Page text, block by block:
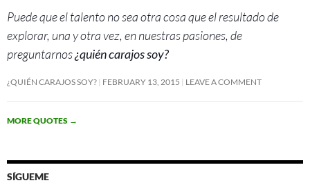
Puede que el talento no sea otra cosa que el resultado de
explorar, una y otra vez, en nuestras pasiones, de
preguntarnos¿quién carajos soy?
¿QUIÉN CARAJOS SOY? FEBRUARY 13, 2015 LEAVE A COMMENT
MORE QUOTES →
SÍGUEME